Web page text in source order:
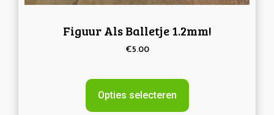
Figuur Als Balletje 1.2mm!
€5.00
Opties selecteren